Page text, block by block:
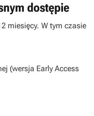
dostępie
miesięcy. W tym czasie
(wersja Early Access